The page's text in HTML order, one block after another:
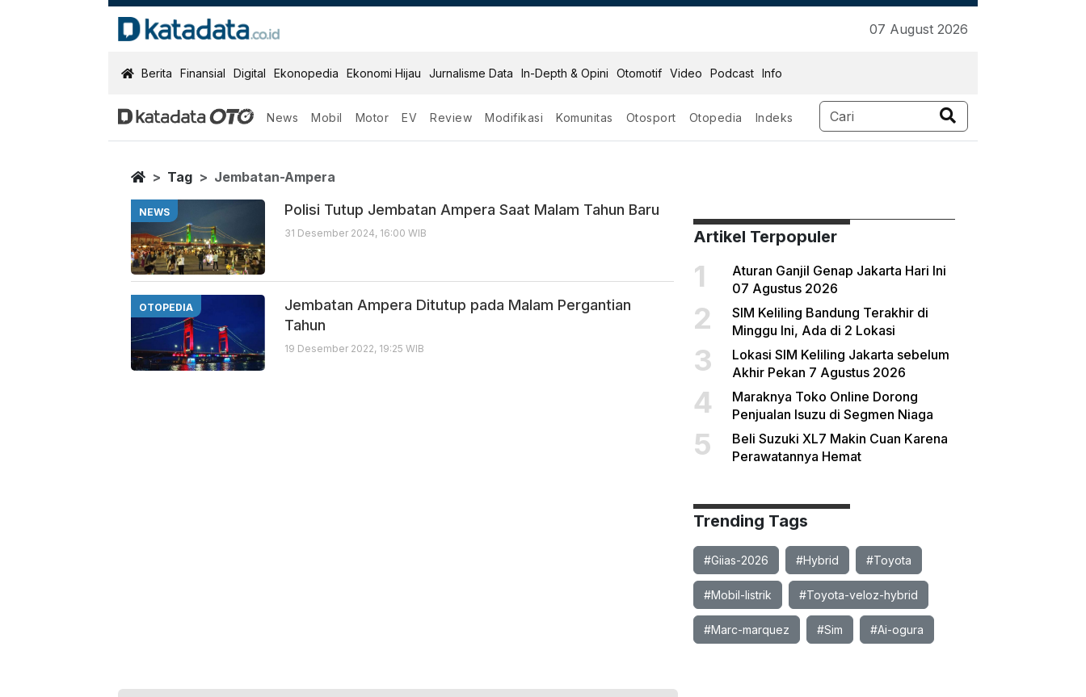
07 August 2026
KatadataOTO
Berita Finansial Digital Ekonopedia Ekonomi Hijau Jurnalisme Data In-Depth & Opini Otomotif Video Podcast Info
News Mobil Motor EV Review Modifikasi Komunitas Otosport Otopedia Indeks
Jembatan Ampera
Berita Terbaru
Home
Tag Jembatan-Ampera
NEWS Polisi Tutup Jembatan Ampera Saat Malam Tahun Baru
31 Desember 2024, 16:00 WIB
OTOPEDIA
Jembatan Ampera Ditutup pada Malam Pergantian
Tahun
19 Desember 2022, 19:25 WIB
Artikel Terpopuler
1
Aturan Ganjil Genap Jakarta Hari Ini
07 Agustus 2026
2
SIM Keliling Bandung Terakhir di
Minggu Ini, Ada di 2 Lokasi
3
Lokasi SIM Keliling Jakarta sebelum
Akhir Pekan 7 Agustus 2026
4
Maraknya Toko Online Dorong
Penjualan Isuzu di Segmen Niaga
5
Beli Suzuki XL7 Makin Cuan Karena
Perawatannya Hemat
Trending Tags
#Giias-2026 #Hybrid #Toyota
#Mobil-listrik #Toyota-veloz-hybrid
#Marc-marquez #Sim #Ai-ogura